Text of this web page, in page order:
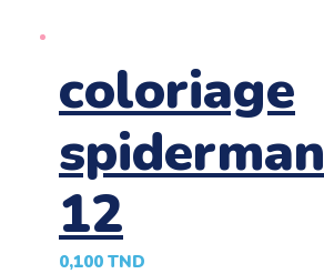
coloriage
spiderman
12
0,100 TND